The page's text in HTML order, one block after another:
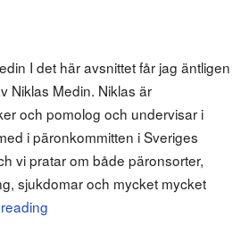
I det här avsnittet får jag äntligen
Niklas Medin. Niklas är
och pomolog och undervisar i
i päronkommitten i Sveriges
vi pratar om både päronsorter,
sjukdomar och mycket mycket